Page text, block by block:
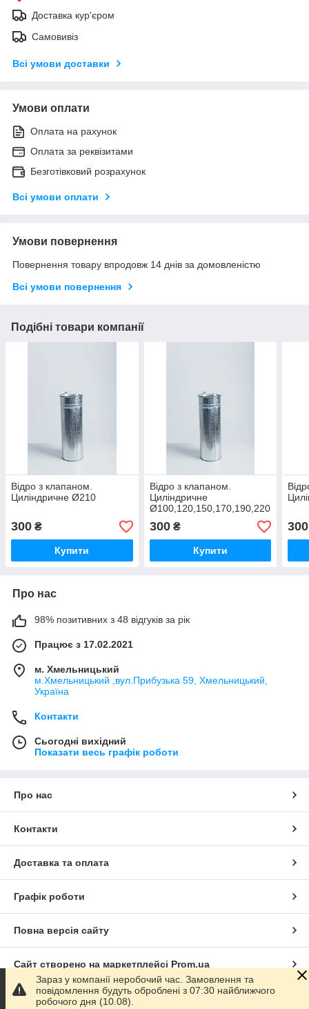
Доставка кур'єром
Самовивіз
Всі умови доставки
Умови оплати
Оплата на рахунок
Оплата за реквізитами
Безготівковий розрахунок
Всі умови оплати
Умови повернення
Повернення товару впродовж 14 днів за домовленістю
Всі умови повернення
Подібні товари компанії
Відро з клапаном.
Циліндричне Ø210
300 ₴
Купити
Відро з клапаном.
Циліндричне
Ø100,120,150,170,190,220
300₴
Купити
300
Про нас
98% позитивних з 48 відгуків за рік
Працює з 17.02.2021
м. Хмельницький
м.Хмельницький ,вул.Прибузька 59, Хмельницький,
Україна
Контакти
Сьогодні вихідний
Показати весь графік роботи
Про нас
Контакти
Доставка та оплата
Графік роботи
Повна версія сайту
Сайт створено на маркетплейсі Prom.ua
Політика конфіденційності
Зараз у компанії неробочий час. Замовлення та
повідомлення будуть оброблені з 07:30 найближчого
робочого дня (10.08).